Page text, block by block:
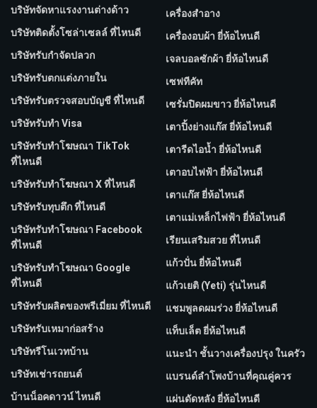
บริษัทจัดหาแรงงานต่างด้าว
บริษัทติดตั้งโซล่าเซลล์ ที่ไหนดี
บริษัทรับกำจัดปลวก
บริษัทรับตกแต่งภายใน
บริษัทรับตรวจสอบบัญชี ที่ไหนดี
บริษัทรับทำ Visa
บริษัทรับทำโฆษณา TikTok
ที่ไหนดี
บริษัทรับทำโฆษณา X ที่ไหนดี
บริษัทรับทุบตึก ที่ไหนดี
บริษัทรับทําโฆษณา Facebook
ที่ไหนดี
บริษัทรับทําโฆษณา Google
ที่ไหนดี
บริษัทรับผลิตของพรีเมี่ยม ที่ไหนดี
บริษัทรับเหมาก่อสร้าง
บริษัทรีโนเวทบ้าน
บริษัทเช่ารถยนต์
บ้านน็อคดาวน์ ไหนดี
เครื่องสำอาง
เครื่องอบผ้า ยี่ห้อไหนดี
เจลบอลซักผ้า ยี่ห้อไหนดี
เซฟทีคัท
เซรั่มปิดผมขาว ยี่ห้อไหนดี
เตาปิ้งย่างแก๊ส ยี่ห้อไหนดี
เตารีดไอน้ำ ยี่ห้อไหนดี
เตาอบไฟฟ้า ยี่ห้อไหนดี
เตาแก๊ส ยี่ห้อไหนดี
เตาแม่เหล็กไฟฟ้า ยี่ห้อไหนดี
เรียนเสริมสวย ที่ไหนดี
แก้วปั่น ยี่ห้อไหนดี
แก้วเยติ (Yeti) รุ่นไหนดี
แชมพูลดผมร่วง ยี่ห้อไหนดี
แท็บเล็ต ยี่ห้อไหนดี
แนะนำ ชั้นวางเครื่องปรุง ในครัว
แบรนด์ลำโพงบ้านที่คุณคู่ควร
แผ่นดัดหลัง ยี่ห้อไหนดี